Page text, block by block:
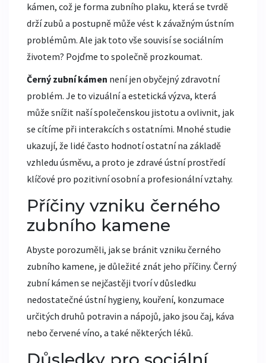
kámen, což je forma zubního plaku, která se tvrdě
drží zubů a postupně může vést k závažným ústním
problémům. Ale jak toto vše souvisí se sociálním
životem? Pojďme to společně prozkoumat.
Černý zubní kámen není jen obyčejný zdravotní
problém. Je to vizuální a estetická výzva, která
může snížit naší společenskou jistotu a ovlivnit, jak
se cítíme při interakcích s ostatními. Mnohé studie
ukazují, že lidé často hodnotí ostatní na základě
vzhledu úsměvu, a proto je zdravé ústní prostředí
klíčové pro pozitivní osobní a profesionální vztahy.
Příčiny vzniku černého
zubního kamene
Abyste porozuměli, jak se bránit vzniku černého
zubního kamene, je důležité znát jeho příčiny. Černý
zubní kámen se nejčastěji tvorí v důsledku
nedostatečné ústní hygieny, kouření, konzumace
určitých druhů potravin a nápojů, jako jsou čaj, káva
nebo červené víno, a také některých léků.